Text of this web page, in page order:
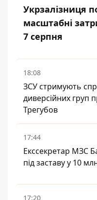
Укрзалізниця
масштабні
7 серпня
18:08
ЗСУ стримують
диверсійних груп
Трегубов
17:44
Екссекретар МЗС
під заставу у 10
17:20